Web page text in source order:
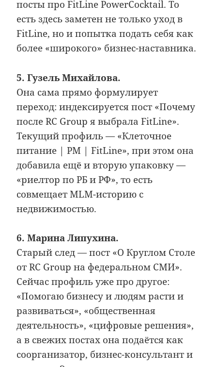
посты про FitLine PowerCocktail. То
есть здесь заметен не только уход в
FitLine, но и попытка подать себя как
более «широкого» бизнес-наставника.
5. Гузель Михайлова.
Она сама прямо формулирует
переход: индексируется пост «Почему
после RC Group я выбрала FitLine».
Текущий профиль — «Клеточное
питание | PM | FitLine», при этом она
добавила ещё и вторую упаковку —
«риелтор по РБ и РФ», то есть
совмещает MLM-историю с
недвижимостью.
6. Марина Липухина.
Старый след — пост «О Круглом Столе
от RC Group на федеральном СМИ».
Сейчас профиль уже про другое:
«Помогаю бизнесу и людям расти и
развиваться», «общественная
деятельность», «цифровые решения»,
а в свежих постах она подаётся как
соорганизатор, бизнес-консультант и